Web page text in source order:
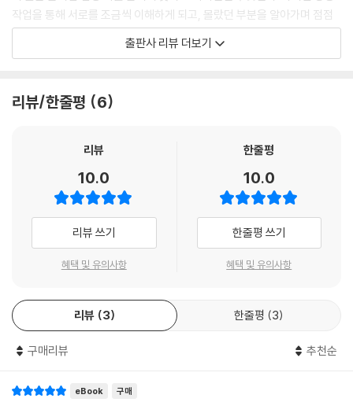
작업을 통해 서로를 조금씩 이해하게 되고, 몰랐던 부분을 알아가며 점점
가까워진다.
도 없다. 그런 두 사람이 도자기를 통해 서로를 알아가는 감정선과 삐걱대
의 바람직한 길을 제대로 밟아가는 이 이야기를 보고 있노라면 소멸했던
『푸른 꽃 그릇의 숲』에서는 도자기 이야기도 깊이 있게 다룬다. 나가사키
현의 하사미 마을에서 생산되는 도자기는 일본에서 ‘하사미야끼(하사미도
자기)’라는 고유명사로 불리며 오랫동안 대중의 사랑을 받아왔다. 작품 속
에서는 하사미 마을의 전통적인 도자기 제작 방식과 효율적인 양산 시스템
라면 더욱 흥미롭게 읽을 수 있다. 또한 도자기 만드는 사람들의 열정과 애
정, 그리고 직업에 대한 자부심이 자연스럽게 녹아 있어 읽고 나면 왠지 모
르게 마음이 따뜻해지고 힘이 나는 기분이 든다.
용요의 분위기메이커였던 후미야와 사야카의 이야기를 그린 〈그녀의 립스
출판사 리뷰 더보기
리뷰/한줄평 6
리뷰
10.0
리뷰 쓰기
혜택 및 유의사항
한줄평
10.0
한줄평 쓰기
혜택 및 유의사항
리뷰 3 한줄평 3
구매리뷰 추천순
eBook 구매